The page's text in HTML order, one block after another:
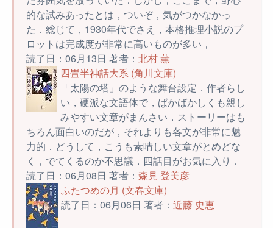
的な試みあったとは，ついぞ，気がつかなかっ
た．総じて，1930年代でさえ，本格推理小説のプ
ロットは完成度が非常に高いものが多い，
読了日：06月13日 著者： 北村 薫
四畳半神話大系 (角川文庫)
「太陽の塔」のような舞台設定．作者らし
い，硬派な文語体で，ばかばかしくも親し
みやすい文章がまんさい．ストーリーはも
ちろん面白いのだが，それよりも各文が非常に魅
力的．どうして，こうも素晴しい文章がとめどな
く，でてくるのか不思議．四話目がお気に入り．
読了日：06月08日 著者： 森見 登美彦
ふたつめの月 (文春文庫)
読了日：06月06日 著者： 近藤 史恵